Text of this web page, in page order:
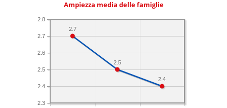
Ampiezza media delle famiglie
2.3
2.4
2.5
2.6
2.7
2.8
2.4
2.5
2.7